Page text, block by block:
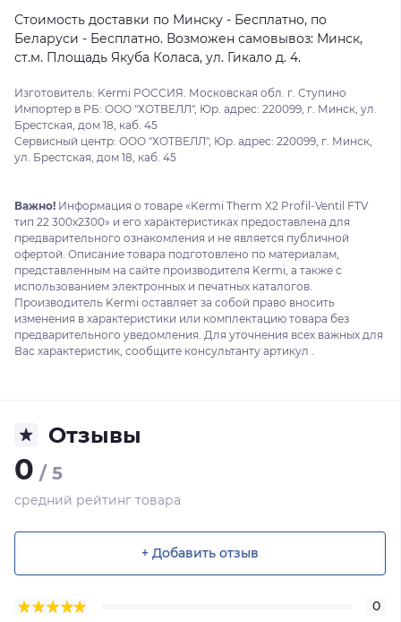
Стоимость доставки по Минску - Бесплатно, по
Беларуси - Бесплатно. Возможен самовывоз: Минск,
ст.м. Площадь Якуба Коласа, ул. Гикало д. 4.
Изготовитель: Kermi РОССИЯ. Московская обл. г. Ступино
Импортер в РБ: ООО "ХОТВЕЛЛ", Юр. адрес: 220099, г. Минск, ул.
Брестская, дом 18, каб. 45
Сервисный центр: ООО "ХОТВЕЛЛ", Юр. адрес: 220099, г. Минск,
ул. Брестская, дом 18, каб. 45
Важно! Информация о товаре «Kermi Therm X2 Profil-Ventil FTV
тип 22 300x2300» и его характеристиках предоставлена для
предварительного ознакомления и не является публичной
офертой. Описание товара подготовлено по материалам,
представленным на сайте производителя Kermi, а также с
использованием электронных и печатных каталогов.
Производитель Kermi оставляет за собой право вносить
изменения в характеристики или комплектацию товара без
предварительного уведомления. Для уточнения всех важных для
Вас характеристик, сообщите консультанту артикул .
Отзывы
0 / 5
средний рейтинг товара
+ Добавить отзыв
0